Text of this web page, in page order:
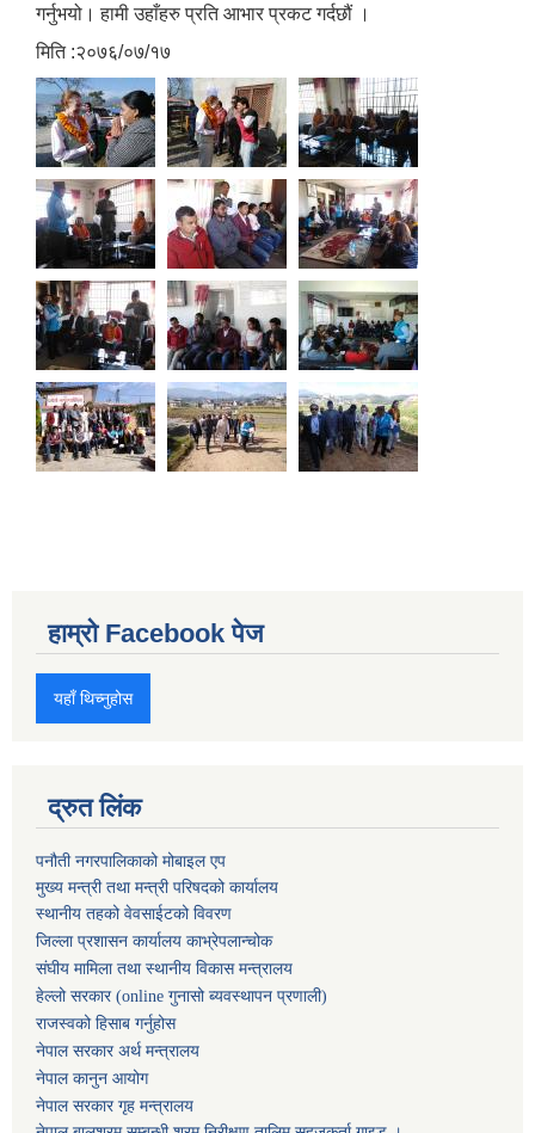
गर्नुभयो। हामी उहाँहरु प्रति आभार प्रकट गर्दछौं ।
मिति :२०७६/०७/१७
हाम्रो Facebook पेज
यहाँ थिच्नुहोस
द्रुत लिंक
पनौती नगरपालिकाको मोबाइल एप
मुख्य मन्त्री तथा मन्त्री परिषदको कार्यालय
स्थानीय तहको वेवसाईटको विवरण
जिल्ला प्रशासन कार्यालय काभ्रेपलान्चोक
संघीय मामिला तथा स्थानीय विकास मन्त्रालय
हेल्लो सरकार (online गुनासो ब्यवस्थापन प्रणाली)
राजस्वको हिसाब गर्नुहोस
नेपाल सरकार अर्थ मन्त्रालय
नेपाल कानुन आयोग
नेपाल सरकार गृह मन्त्रालय